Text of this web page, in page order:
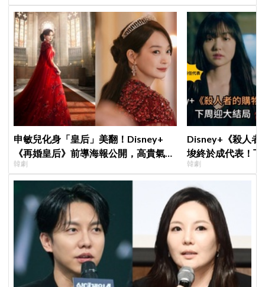
申敏兒化身「皇后」美翻！Disney+
《再婚皇后》前導海報公開，高貴氣場
＋豪華主演陣容讓人超期待！
韓劇
Disney+《殺人者
埈終於成代表！
現成最大伏筆
韓劇